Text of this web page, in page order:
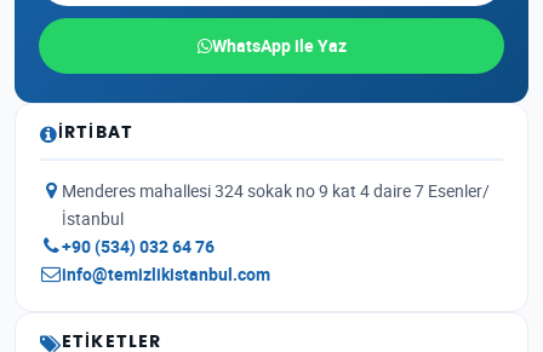
WhatsApp ile Yaz
İRTIBAT
Menderes mahallesi 324 sokak no 9 kat 4 daire 7 Esenler/
İstanbul
+90 (534) 032 64 76
info@temizlikistanbul.com
ETIKETLER